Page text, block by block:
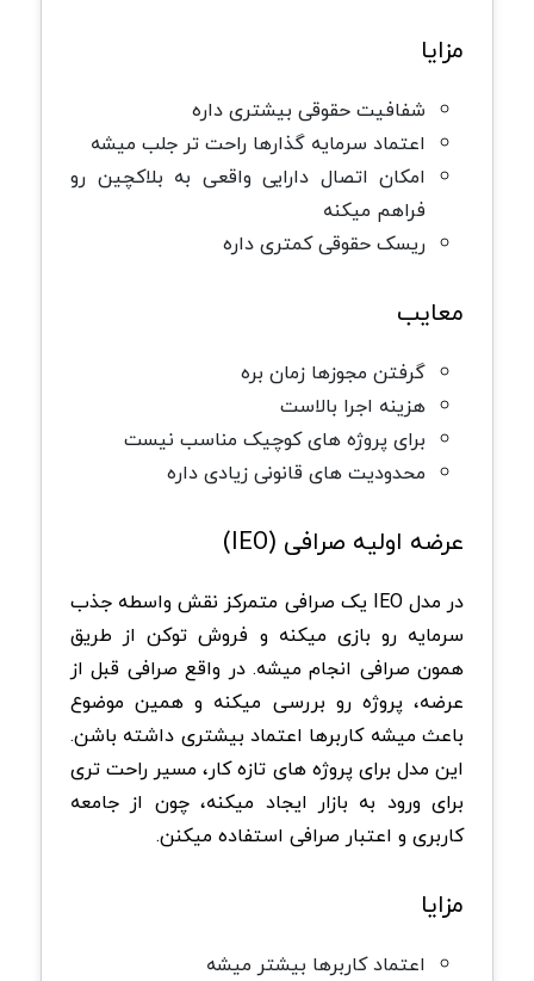
مزایا
شفافیت حقوقی بیشتری داره
اعتماد سرمایه گذارها راحت تر جلب میشه
امکان اتصال دارایی واقعی به بلاکچین رو
فراهم میکنه
ریسک حقوقی کمتری داره
معایب
گرفتن مجوزها زمان بره
هزینه اجرا بالاست
برای پروژه های کوچیک مناسب نیست
محدودیت های قانونی زیادی داره
عرضه اولیه صرافی (IEO)
در مدل IEO یک صرافی متمرکز نقش واسطه جذب
سرمایه رو بازی میکنه و فروش توکن از طریق
همون صرافی انجام میشه. در واقع صرافی قبل از
عرضه، پروژه رو بررسی میکنه و همین موضوع
باعث میشه کاربرها اعتماد بیشتری داشته باشن.
این مدل برای پروژه های تازه کار، مسیر راحت تری
برای ورود به بازار ایجاد میکنه، چون از جامعه
کاربری و اعتبار صرافی استفاده میکنن.
مزایا
اعتماد کاربرها بیشتر میشه